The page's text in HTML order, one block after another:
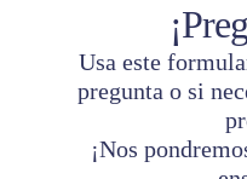
Usa este
pregunta o si
¡Nos